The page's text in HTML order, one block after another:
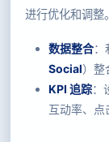
进行优化和调整
数据整合：
Social）整
KPI 追踪：
互动率、点